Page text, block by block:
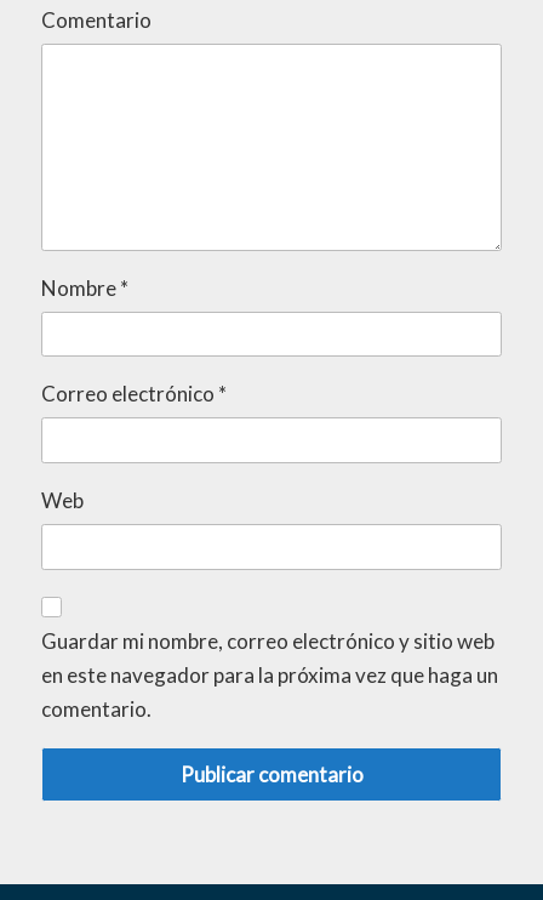
Comentario
Nombre*
Correo electrónico *
Web
Guardar mi nombre, correo electrónico y sitio web
en este navegador para la próxima vez que haga un
comentario.